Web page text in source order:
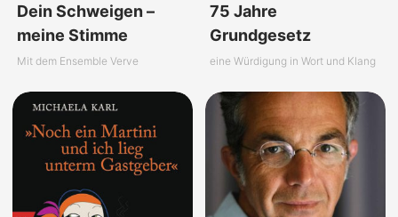
Dein Schweigen –
meine Stimme
Mit dem Ensemble Verve
75 Jahre
Grundgesetz
eine Würdigung in Wort und Klang